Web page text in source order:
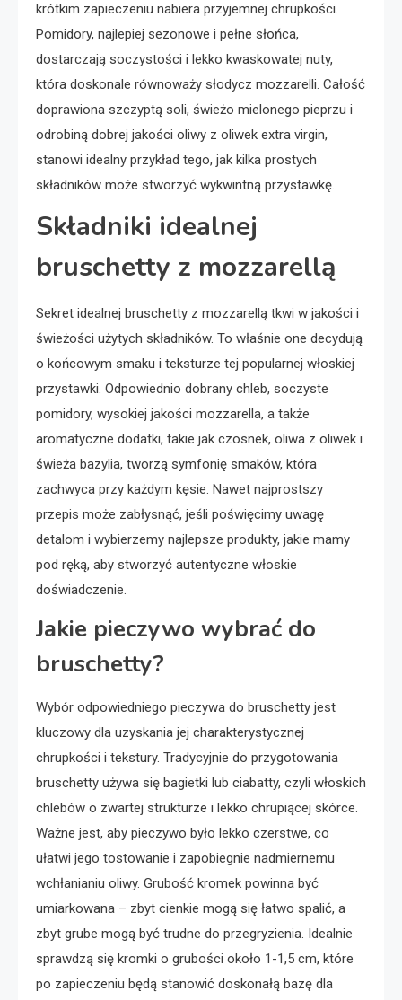
krótkim zapieczeniu nabiera przyjemnej chrupkości.
Pomidory, najlepiej sezonowe i pełne słońca,
dostarczają soczystości i lekko kwaskowatej nuty,
która doskonale równoważy słodycz mozzarelli. Całość
doprawiona szczyptą soli, świeżo mielonego pieprzu i
odrobiną dobrej jakości oliwy z oliwek extra virgin,
stanowi idealny przykład tego, jak kilka prostych
składników może stworzyć wykwintną przystawkę.
Składniki idealnej
bruschetty z mozzarellą
Sekret idealnej bruschetty z mozzarellą tkwi w jakości i
świeżości użytych składników. To właśnie one decydują
o końcowym smaku i teksturze tej popularnej włoskiej
przystawki. Odpowiednio dobrany chleb, soczyste
pomidory, wysokiej jakości mozzarella, a także
aromatyczne dodatki, takie jak czosnek, oliwa z oliwek i
świeża bazylia, tworzą symfonię smaków, która
zachwyca przy każdym kęsie. Nawet najprostszy
przepis może zabłysnąć, jeśli poświęcimy uwagę
detalom i wybierzemy najlepsze produkty, jakie mamy
pod ręką, aby stworzyć autentyczne włoskie
doświadczenie.
Jakie pieczywo wybrać do
bruschetty?
Wybór odpowiedniego pieczywa do bruschetty jest
kluczowy dla uzyskania jej charakterystycznej
chrupkości i tekstury. Tradycyjnie do przygotowania
bruschetty używa się bagietki lub ciabatty, czyli włoskich
chlebów o zwartej strukturze i lekko chrupiącej skórce.
Ważne jest, aby pieczywo było lekko czerstwe, co
ułatwi jego tostowanie i zapobiegnie nadmiernemu
wchłanianiu oliwy. Grubość kromek powinna być
umiarkowana – zbyt cienkie mogą się łatwo spalić, a
zbyt grube mogą być trudne do przegryzienia. Idealnie
sprawdzą się kromki o grubości około 1-1,5 cm, które
po zapieczeniu będą stanowić doskonałą bazę dla